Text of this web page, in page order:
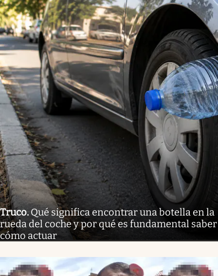
Truco.Qué significa encontrar una botella en la
rueda del coche y por qué es fundamental saber
cómo actuar